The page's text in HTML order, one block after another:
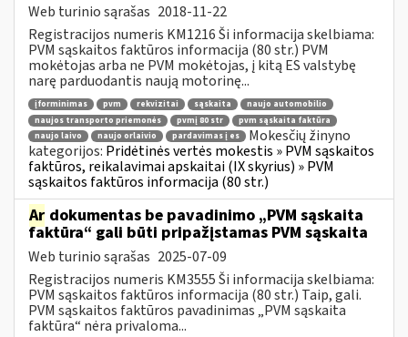
Web turinio sąrašas 2018-11-22
Registracijos numeris KM1216 Ši informacija skelbiama:
PVM sąskaitos faktūros informacija (80 str.) PVM
mokėtojas arba ne PVM mokėtojas, į kitą ES valstybę
narę parduodantis naują motorinę...
įforminimas pvm rekvizitai sąskaita
naujo automobilio
naujos transporto priemonės
pvmį 80 str
pvm sąskaita faktūra
naujo laivo
naujo orlaivio pardavimas į es
Mokesčių žinyno
kategorijos: Pridėtinės vertės mokestis » PVM sąskaitos
faktūros, reikalavimai apskaitai (IX skyrius) » PVM
sąskaitos faktūros informacija (80 str.)
Ar dokumentas be pavadinimo „PVM sąskaita
faktūra“ gali būti pripažįstamas PVM sąskaita
Web turinio sąrašas 2025-07-09
Registracijos numeris KM3555 Ši informacija skelbiama:
PVM sąskaitos faktūros informacija (80 str.) Taip, gali.
PVM sąskaitos faktūros pavadinimas „PVM sąskaita
faktūra“ nėra privaloma...